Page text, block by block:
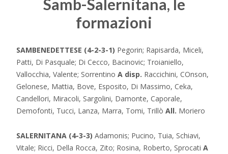
Samb-Salernitana, le
formazioni
SAMBENEDETTESE (4-2-3-1) Pegorin; Rapisarda, Miceli,
Patti, Di Pasquale; Di Cecco, Bacinovic; Troianiello,
Vallocchia, Valente; Sorrentino A disp. Raccichini, COnson,
Gelonese, Mattia, Bove, Esposito, Di Massimo, Ceka,
Candellori, Miracoli, Sargolini, Damonte, Caporale,
Demofonti, Tucci, Lanza, Marra, Tomi, Trillò All. Moriero
SALERNITANA (4-3-3) Adamonis; Pucino, Tuia, Schiavi,
Vitale; Ricci, Della Rocca, Zito; Rosina, Roberto, Sprocati A